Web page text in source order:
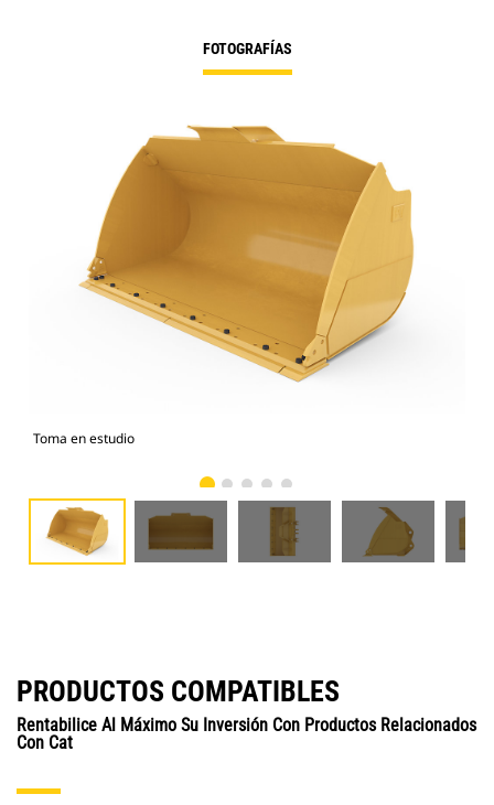
FOTOGRAFÍAS
Toma en estudio
PRODUCTOS COMPATIBLES
Rentabilice Al Máximo Su Inversión Con Productos Relacionados
Con Cat